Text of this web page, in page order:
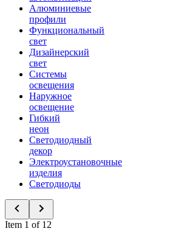
Алюминиевые
профили
Функциональный
свет
Дизайнерский
свет
Системы
освещения
Наружное
освещение
Гибкий
неон
Светодиодный
декор
Электроустановочные
изделия
Светодиоды
Item 1 of 12